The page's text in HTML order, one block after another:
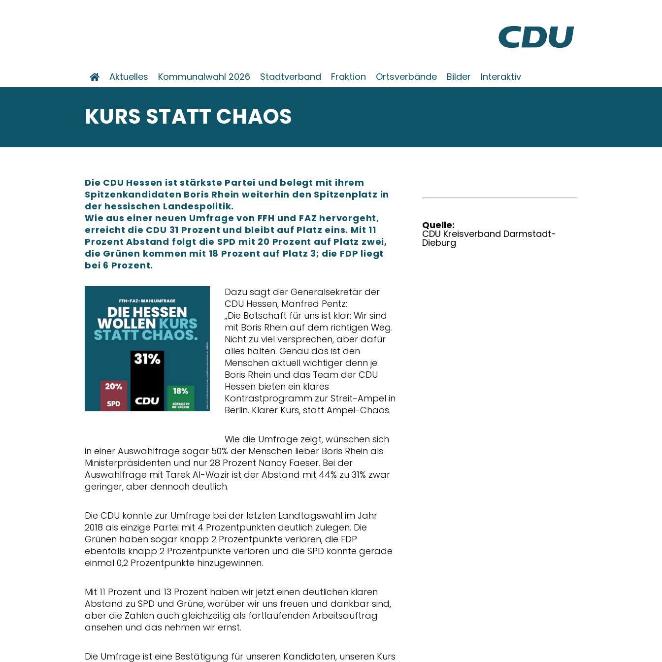
Aktuelles Kommunalwahl 2026 Stadtverband Fraktion Ortsverbände Bilder Interaktiv
KURS STATT CHAOS
Die CDU Hessen ist stärkste Partei und belegt mit ihrem
Spitzenkandidaten Boris Rhein weiterhin den Spitzenplatz in
der hessischen Landespolitik.
Wie aus einer neuen Umfrage von FFH und FAZ hervorgeht,
erreicht die CDU 31 Prozent und bleibt auf Platz eins. Mit 11
Prozent Abstand folgt die SPD mit 20 Prozent auf Platz zwei,
die Grünen kommen mit 18 Prozent auf Platz 3; die FDP liegt
bei 6 Prozent.
Dazu sagt der Generalsekretär der
CDU Hessen, Manfred Pentz:
Die Botschaft für uns ist klar: Wir sind
mit Boris Rhein auf dem richtigen Weg.
Nicht zu viel versprechen, aber dafür
alles halten. Genau das ist den
Menschen aktuell wichtiger denn je.
Boris Rhein und das Team der CDU
Hessen bieten ein klares
Kontrastprogramm zur Streit-Ampel in
Berlin. Klarer Kurs, statt Ampel-Chaos.
Wie die Umfrage zeigt, wünschen sich
in einer Auswahlfrage sogar 50% der Menschen lieber Boris Rhein als
Ministerpräsidenten und nur 28 Prozent Nancy Faeser. Bei der
Auswahlfrage mit Tarek Al-Wazir ist der Abstand mit 44% zu 31% zwar
geringer, aber dennoch deutlich.
Die CDU konnte zur Umfrage bei der letzten Landtagswahl im Jahr
2018 als einzige Partei mit 4 Prozentpunkten deutlich zulegen. Die
Grünen haben sogar knapp 2 Prozentpunkte verloren, die FDP
ebenfalls knapp 2 Prozentpunkte verloren und die SPD konnte gerade
einmal 0,2 Prozentpunkte hinzugewinnen.
Mit 11 Prozent und 13 Prozent haben wir jetzt einen deutlichen klaren
Abstand zu SPD und Grüne, worüber wir uns freuen und dankbar sind,
aber die Zahlen auch gleichzeitig als fortlaufenden Arbeitsauftrag
ansehen und das nehmen wir ernst.
Die Umfrage ist eine Bestätigung für unseren Kandidaten, unseren Kurs
Quelle:
CDU Kreisverband Darmstadt-
Dieburg